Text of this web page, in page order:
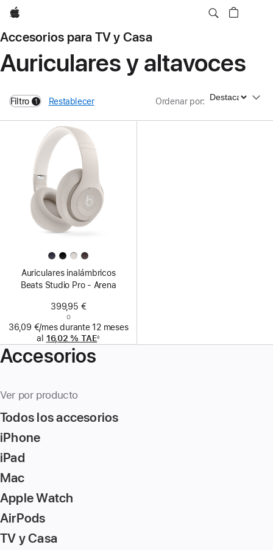
Apple
Accesorios para TV y Casa
Auriculares y altavoces
Filtro 1
filters active
Restablecer Ordenar por: Ordenar por
Auriculares inalámbricos
Beats Studio Pro - Arena
399,95 €
o
36,09 €/mes durante 12 meses
al 16,02 % TAE
Nota
pie
de
◊
Accesorios
Ver por producto
Todos los accesorios
iPhone
iPad
Mac
Apple Watch
AirPods
TV y Casa